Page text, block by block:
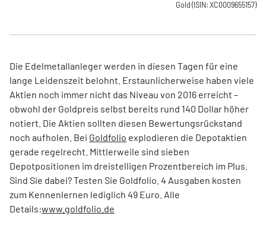
Gold (ISIN: XC0009655157)
Die Edelmetallanleger werden in diesen Tagen für eine
lange Leidenszeit belohnt. Erstaunlicherweise haben viele
Aktien noch immer nicht das Niveau von 2016 erreicht –
obwohl der Goldpreis selbst bereits rund 140 Dollar höher
notiert. Die Aktien sollten diesen Bewertungsrückstand
noch aufholen. Bei Goldfolio explodieren die Depotaktien
gerade regelrecht. Mittlerweile sind sieben
Depotpositionen im dreistelligen Prozentbereich im Plus.
Sind Sie dabei? Testen Sie Goldfolio. 4 Ausgaben kosten
zum Kennenlernen lediglich 49 Euro. Alle
Details:www.goldfolio.de